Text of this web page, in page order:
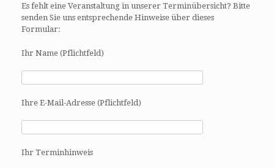
Es fehlt eine Veranstaltung in unserer Terminübersicht? Bitte
senden Sie uns entsprechende Hinweise über dieses
Formular:
Ihr Name (Pflichtfeld)
Ihre E-Mail-Adresse (Pflichtfeld)
Ihr Terminhinweis